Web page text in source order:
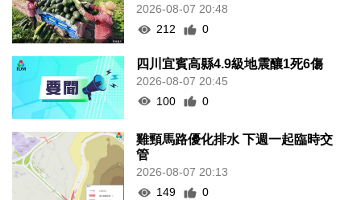
2026-08-07 20:48
212
0
四川宜賓高縣4.9級地震釀1死6傷
2026-08-07 20:45
100
0
雞頸馬路優化排水 下週一起臨時交
管
2026-08-07 20:13
149
0